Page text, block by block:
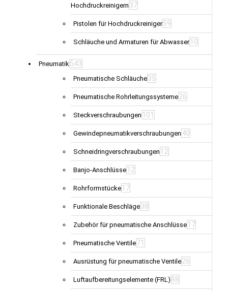
Hochdruckreinigern 37
Pistolen für Hochdruckreiniger59
Schläuche und Armaturen für Abwasser 10
Pneumatik 543
Pneumatische Schläuche35
Pneumatische Rohrleitungssysteme26
Steckverschraubungen 101
Gewindepneumatikverschraubungen 40
Schneidringverschraubungen 12
Banjo-Anschlüsse 12
Rohrformstücke 17
Funktionale Beschläge38
Zubehör für pneumatische Anschlüsse 17
Pneumatische Ventile71
Ausrüstung für pneumatische Ventile26
Luftaufbereitungselemente (FRL) 88